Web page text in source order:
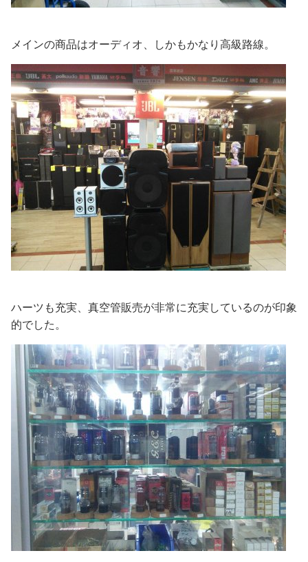
メインの商品はオーディオ、しかもかなり高級路線。
ハーツも充実、真空管販売が非常に充実しているのが印象
的でした。